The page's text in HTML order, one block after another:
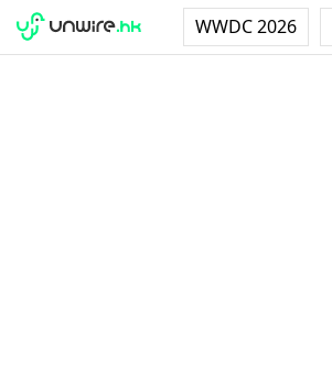
WWDC 2026